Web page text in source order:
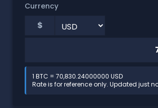
Currency
$
1 BTC = 70,830.24000000 USD
Rate is for reference only. Updated just